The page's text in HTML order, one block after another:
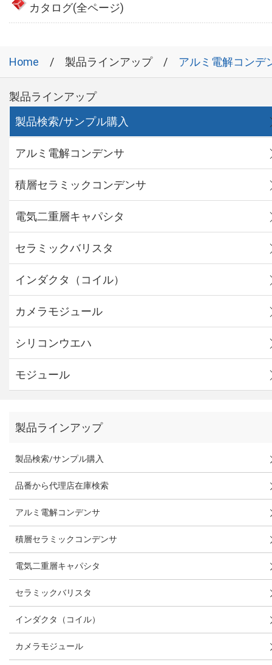
カタログ(全ページ)
Home 製品ラインアップ アルミ電解コンデ
製品ラインアップ
製品検索/サンプル購入
アルミ電解コンデンサ
積層セラミックコンデンサ
電気二重層キャパシタ
セラミックバリスタ
インダクタ（コイル）
カメラモジュール
シリコンウエハ
モジュール
製品ラインアップ
製品検索/サンプル購入
品番から代理店在庫検索
アルミ電解コンデンサ
積層セラミックコンデンサ
電気二重層キャパシタ
セラミックバリスタ
インダクタ（コイル）
カメラモジュール